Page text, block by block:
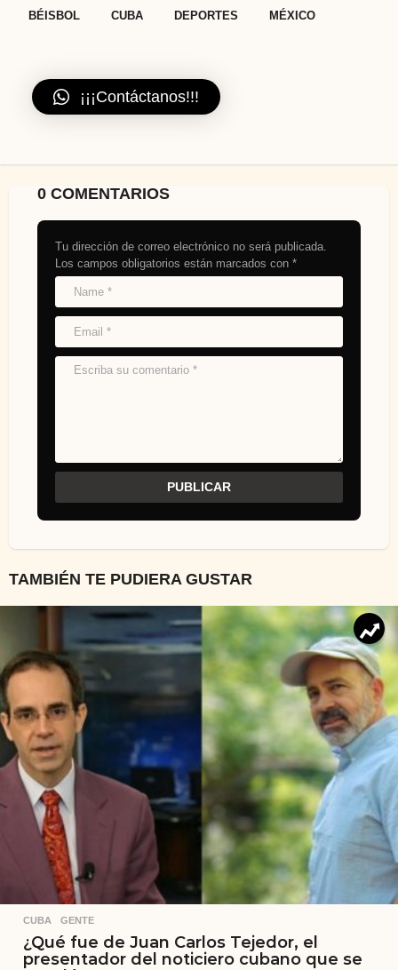
BÉISBOL CUBA DEPORTES MÉXICO
¡¡¡Contáctanos!!!
0 COMENTARIOS
Tu dirección de correo electrónico no será publicada.
Los campos obligatorios están marcados con *
TAMBIÉN TE PUDIERA GUSTAR
CUBA ,GENTE
¿Qué fue de Juan Carlos Tejedor, el
presentador del noticiero cubano que se